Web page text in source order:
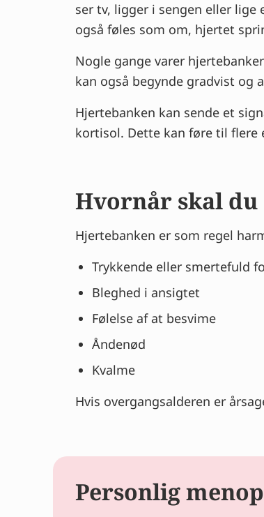
ser tv, ligger i sengen eller
også føles som om, hjertet
Nogle gange varer
kan også begynde gradvist og
Hjertebanken kan sende et
kortisol. Dette kan føre til flere
Hvornår skal
Hjertebanken er som regel
Trykkende eller smertefuld
Bleghed i ansigtet
Følelse af at besvime
Åndenød
Kvalme
Hvis overgangsalderen er
Personlig